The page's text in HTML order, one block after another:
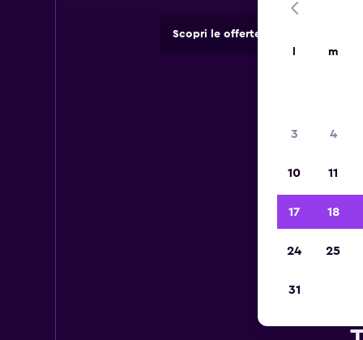
Scopri le offerte di agenzie di
m
3 4
10 11
17 18
24 25
31